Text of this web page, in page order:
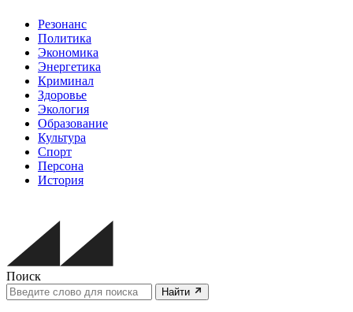
Резонанс
Политика
Экономика
Энергетика
Криминал
Здоровье
Экология
Образование
Культура
Спорт
Персона
История
Поиск
Найти